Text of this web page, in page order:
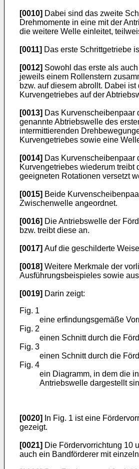
[0010] Dabei sind das zweite
Drehmomente in eine mit der
die weitere Welle einleitet,
[0011] Das erste Schrittgetriebe
[0012] Sowohl das erste als
jeweils einem Rollenstern
bzw. auf diesem abrollt. Dabei
Kurvengetriebes auf der
[0013] Das Kurvenscheibenpaar
genannte Abtriebswelle des
intermittierenden
Kurvengetriebes sowie eine
[0014] Das Kurvenscheibenpaar
Kurvengetriebes wiederum
geeigneten Rotationen versetzt
[0015] Beide
Zwischenwelle angeordnet.
[0016] Die Antriebswelle der
bzw. treibt diese an.
[0017] Auf die geschilderte
[0018] Weitere Merkmale der
Ausführungsbeispieles sowie
[0019] Darin zeigt:
Fig. 1
eine erfindungsgemäße
Fig. 2
einen Schnitt durch die
Fig. 3
einen Schnitt durch die
Fig. 4
ein Diagramm, in dem die
Antriebswelle dargestellt
[0020]
In Fig. 1 ist eine
gezeigt.
[0021] Die Fördervorrichtung 10
auch ein Bandförderer mit